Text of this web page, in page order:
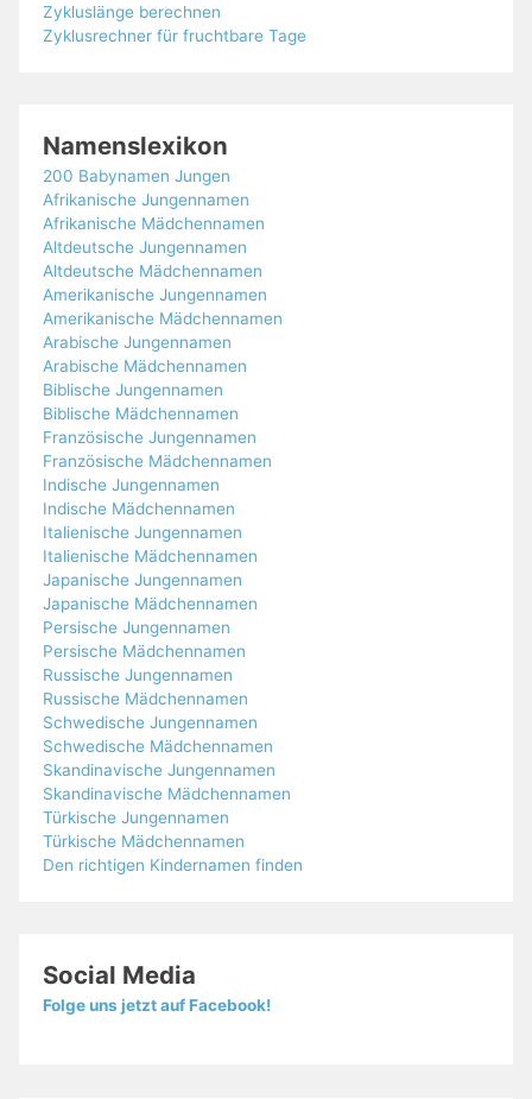
Zykluslänge berechnen
Zyklusrechner für fruchtbare Tage
Namenslexikon
200 Babynamen Jungen
Afrikanische Jungennamen
Afrikanische Mädchennamen
Altdeutsche Jungennamen
Altdeutsche Mädchennamen
Amerikanische Jungennamen
Amerikanische Mädchennamen
Arabische Jungennamen
Arabische Mädchennamen
Biblische Jungennamen
Biblische Mädchennamen
Französische Jungennamen
Französische Mädchennamen
Indische Jungennamen
Indische Mädchennamen
Italienische Jungennamen
Italienische Mädchennamen
Japanische Jungennamen
Japanische Mädchennamen
Persische Jungennamen
Persische Mädchennamen
Russische Jungennamen
Russische Mädchennamen
Schwedische Jungennamen
Schwedische Mädchennamen
Skandinavische Jungennamen
Skandinavische Mädchennamen
Türkische Jungennamen
Türkische Mädchennamen
Den richtigen Kindernamen finden
Social Media
Folge uns jetzt auf Facebook!